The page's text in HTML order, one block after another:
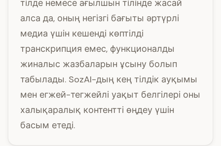
тілде немесе ағылшын тілінде жасай
алса да, оның негізгі бағыты әртүрлі
медиа үшін кешенді көптілді
транскрипция емес, функционалды
жиналыс жазбаларын ұсыну болып
табылады. SozAI-дың кең тілдік ауқымы
мен егжей-тегжейлі уақыт белгілері оны
халықаралық контентті өңдеу үшін
басым етеді.